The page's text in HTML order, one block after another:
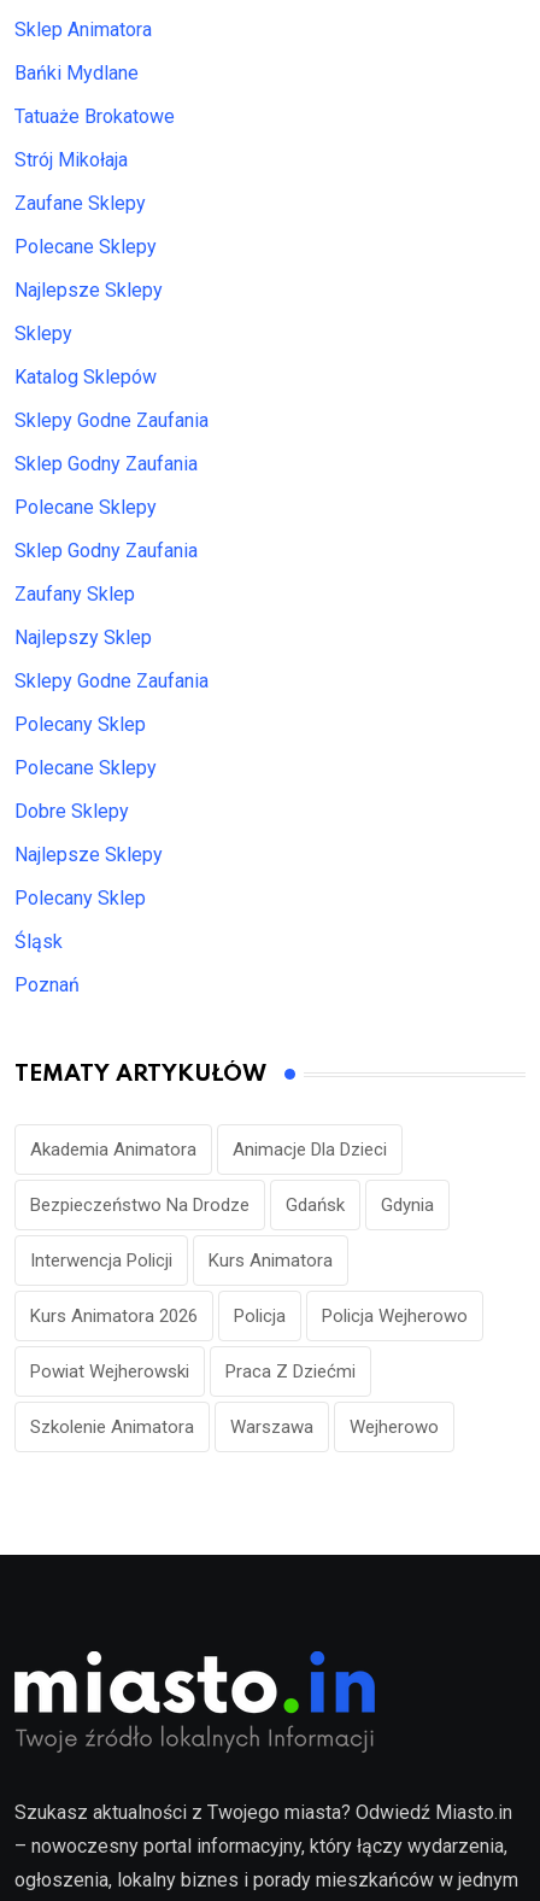
Sklep Animatora
Bańki Mydlane
Tatuaże Brokatowe
Strój Mikołaja
Zaufane Sklepy
Polecane Sklepy
Najlepsze Sklepy
Sklepy
Katalog Sklepów
Sklepy Godne Zaufania
Sklep Godny Zaufania
Polecane Sklepy
Sklep Godny Zaufania
Zaufany Sklep
Najlepszy Sklep
Sklepy Godne Zaufania
Polecany Sklep
Polecane Sklepy
Dobre Sklepy
Najlepsze Sklepy
Polecany Sklep
Śląsk
Poznań
TEMATY ARTYKUŁÓW
Akademia Animatora Animacje Dla Dzieci
Bezpieczeństwo Na Drodze Gdańsk Gdynia
Interwencja Policji Kurs Animatora
Kurs Animatora 2026 Policja Policja Wejherowo
Powiat Wejherowski Praca Z Dziećmi
Szkolenie Animatora Warszawa Wejherowo
Szukasz aktualności z Twojego miasta? Odwiedź Miasto.in
– nowoczesny portal informacyjny, który łączy wydarzenia,
ogłoszenia, lokalny biznes i porady mieszkańców w jednym